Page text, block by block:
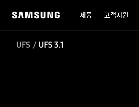
제품 고객지원
UFS UFS 3.1